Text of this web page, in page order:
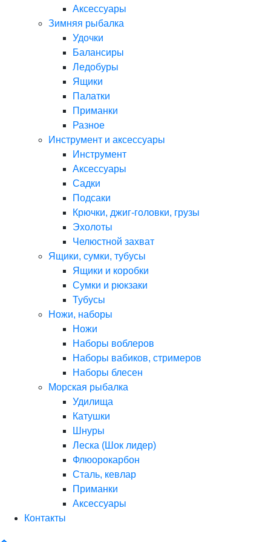
Аксессуары
Зимняя рыбалка
Удочки
Балансиры
Ледобуры
Ящики
Палатки
Приманки
Разное
Инструмент и аксессуары
Инструмент
Аксессуары
Садки
Подсаки
Крючки, джиг-головки, грузы
Эхолоты
Челюстной захват
Ящики, сумки, тубусы
Ящики и коробки
Сумки и рюкзаки
Тубусы
Ножи, наборы
Ножи
Наборы воблеров
Наборы вабиков, стримеров
Наборы блесен
Морская рыбалка
Удилища
Катушки
Шнуры
Леска (Шок лидер)
Флюорокарбон
Сталь, кевлар
Приманки
Аксессуары
Контакты